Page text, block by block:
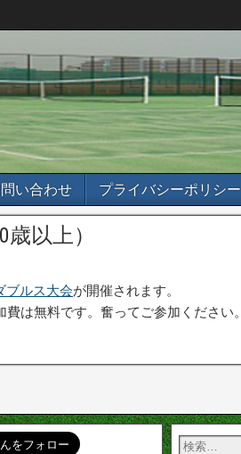
い合わせ プライバシーポリシー
以上）
ブルス大会が開催されます。
は無料です。奮ってご参加ください。